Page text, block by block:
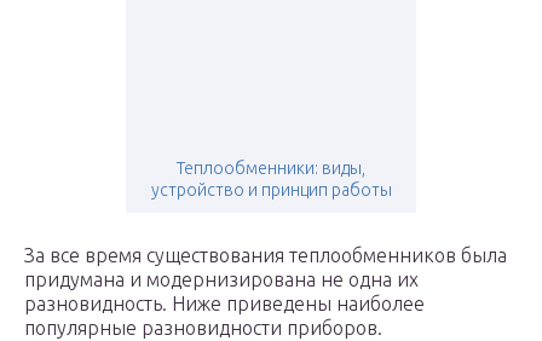
Теплообменники: виды,
устройство и принцип работы
За все время существования теплообменников была
придумана и модернизирована не одна их
разновидность. Ниже приведены наиболее
популярные разновидности приборов.